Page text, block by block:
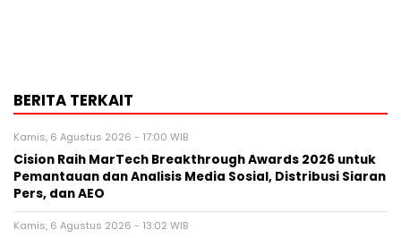
BERITA TERKAIT
Kamis, 6 Agustus 2026 - 17:00 WIB
Cision Raih MarTech Breakthrough Awards 2026 untuk
Pemantauan dan Analisis Media Sosial, Distribusi Siaran
Pers, dan AEO
Kamis, 6 Agustus 2026 - 13:02 WIB